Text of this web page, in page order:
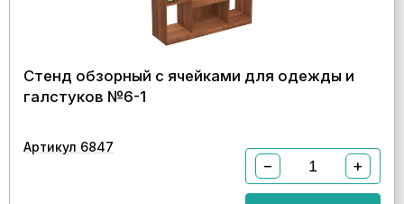
Стенд обзорный с ячейками для одежды и
галстуков №6-1
Артикул 6847
− +